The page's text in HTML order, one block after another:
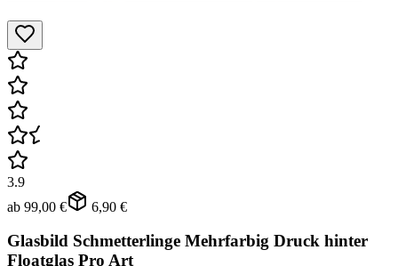
3.9
ab 99,00 € 6,90 €
Glasbild Schmetterlinge Mehrfarbig Druck hinter
Floatglas Pro Art